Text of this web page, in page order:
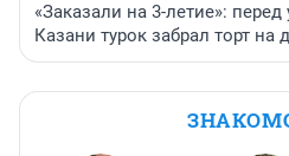
«Заказали на 3-летие»:
Казани турок забрал торт